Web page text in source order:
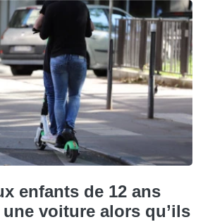
enfants de 12 ans
voiture alors qu’ils